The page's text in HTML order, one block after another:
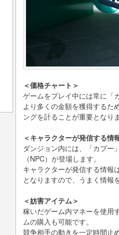
＜価格チャート＞
ゲームをプレイ中には常に「
より多くの金額を獲得するた
ングを計ることが重要となり
＜キャラクターが発信する情
ダンジョン内には、「カブー
（NPC）が登場します。
キャラクターが発信する情報
となりますので、うまく情報
＜妨害アイテム＞
稼いだゲーム内マネーを使用
ムの購入も可能です。
競争相手の動きを一定時間止